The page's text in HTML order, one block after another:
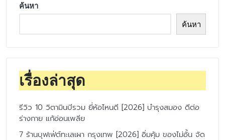
ค้นหา
ค้นหา
เรื่องล่าสุด
รีวิว 10 วิตามินบีรวม ยี่ห้อไหนดี [2026] บำรุงสมอง ดีต่อ
ร่างกาย แก้อ่อนเพลีย
7 ร้านบุฟเฟ่ต์ทะเลเผา กรุงเทพ [2026] อิ่มคุ้ม ของไม่อั้น จัด